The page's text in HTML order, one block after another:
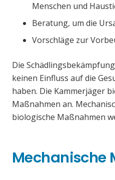
Menschen und
Beratung, um die
Vorschläge zur
Die
keinen Einfluss auf die
haben. Die Kammerjäger
Maßnahmen an.
biologische Maßnahmen
Mechanische